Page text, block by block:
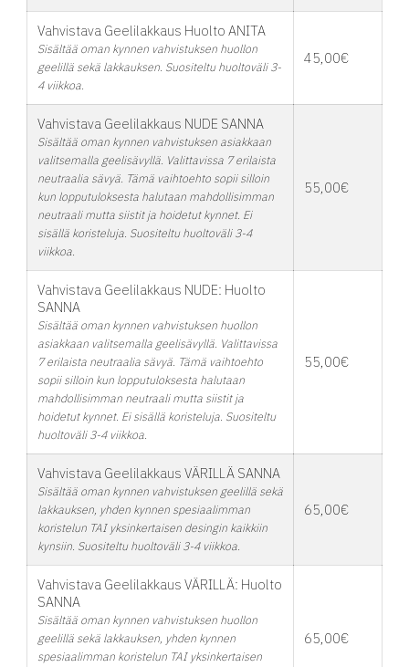
Vahvistava Geelilakkaus Huolto ANITA
Sisältää oman kynnen vahvistuksen huollon
geelillä sekä lakkauksen. Suositeltu huoltoväli 3-
4 viikkoa.
45,00€
Vahvistava Geelilakkaus NUDE SANNA
Sisältää oman kynnen vahvistuksen asiakkaan
valitsemalla geelisävyllä. Valittavissa 7 erilaista
neutraalia sävyä. Tämä vaihtoehto sopii silloin
kun lopputuloksesta halutaan mahdollisimman
neutraali mutta siistit ja hoidetut kynnet. Ei
sisällä koristeluja. Suositeltu huoltoväli 3-4
viikkoa.
55,00€
Vahvistava Geelilakkaus NUDE: Huolto
SANNA
Sisältää oman kynnen vahvistuksen huollon
asiakkaan valitsemalla geelisävyllä. Valittavissa
7 erilaista neutraalia sävyä. Tämä vaihtoehto
sopii silloin kun lopputuloksesta halutaan
mahdollisimman neutraali mutta siistit ja
hoidetut kynnet. Ei sisällä koristeluja. Suositeltu
huoltoväli 3-4 viikkoa.
55,00€
Vahvistava Geelilakkaus VÄRILLÄ SANNA
Sisältää oman kynnen vahvistuksen geelillä sekä
lakkauksen, yhden kynnen spesiaalimman
koristelun TAI yksinkertaisen desingin kaikkiin
kynsiin. Suositeltu huoltoväli 3-4 viikkoa.
65,00€
Vahvistava Geelilakkaus VÄRILLÄ: Huolto
SANNA
Sisältää oman kynnen vahvistuksen huollon
geelillä sekä lakkauksen, yhden kynnen
spesiaalimman koristelun TAI yksinkertaisen
65,00€